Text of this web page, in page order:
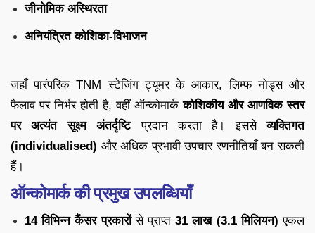
जीनोमिक अस्थिरता
अनियंत्रित कोशिका-विभाजन
जहाँ पारंपरिक TNM स्टेजिंग ट्यूमर के आकार, लिम्फ नोड्स और
फैलाव पर निर्भर होती है, वहीं ऑन्कोमार्ककोशिकीय और आणविक स्तर
पर अत्यंत सूक्ष्म अंतर्दृष्टिप्रदान करता है। इससेव्यक्तिगत
(individualised) और अधिक प्रभावी उपचार रणनीतियाँ बन सकती
हैं।
ऑन्कोमार्क की प्रमुख उपलब्धियाँ
14 विभिन्न कैंसर प्रकारोंसे प्राप्त31 लाख (3.1 मिलियन) एकल